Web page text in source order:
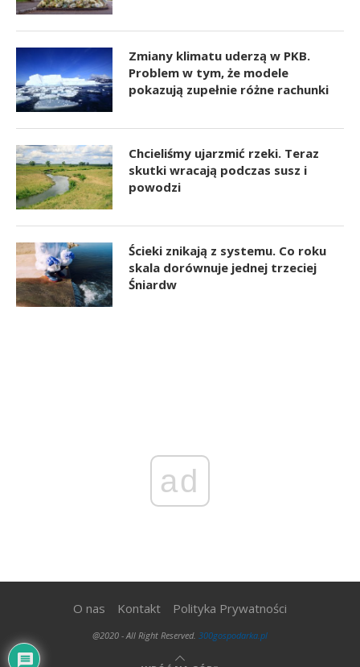
Zmiany klimatu uderzą w PKB.
Problem w tym, że modele
pokazują zupełnie różne rachunki
Chcieliśmy ujarzmić rzeki. Teraz
skutki wracają podczas susz i
powodzi
Ścieki znikają z systemu. Co roku
skala dorównuje jednej trzeciej
Śniardw
ad
O nas Kontakt Polityka Prywatności
@2020 - All Right Reserved. 300gospodarka.pl